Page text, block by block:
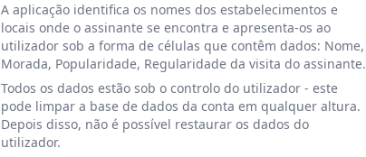
A aplicação identifica os nomes dos estabelecimentos e
locais onde o assinante se encontra e apresenta-os ao
utilizador sob a forma de células que contêm dados: Nome,
Morada, Popularidade, Regularidade da visita do assinante.
Todos os dados estão sob o controlo do utilizador - este
pode limpar a base de dados da conta em qualquer altura.
Depois disso, não é possível restaurar os dados do
utilizador.